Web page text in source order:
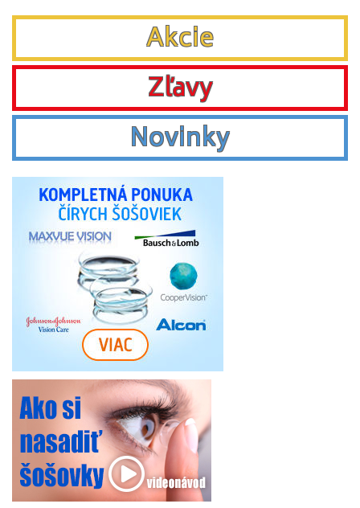
Akcie
Zľavy
Novinky